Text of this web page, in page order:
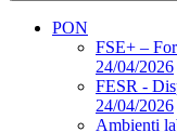
PON
FSE+ –
24/04/2026
FESR -
24/04/2026
Ambienti